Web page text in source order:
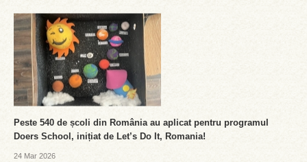
Peste 540 de școli din România au aplicat pentru programul
Doers School, inițiat de Let’s Do It, Romania!
24 Mar 2026